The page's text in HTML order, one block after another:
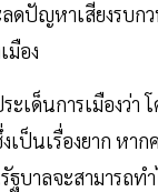
ดปัญหาเสียงรบก
มือง
ะเด็นการเมืองว่า
เป็นเรื่องยาก หา
ฐบาลจะสามารถท